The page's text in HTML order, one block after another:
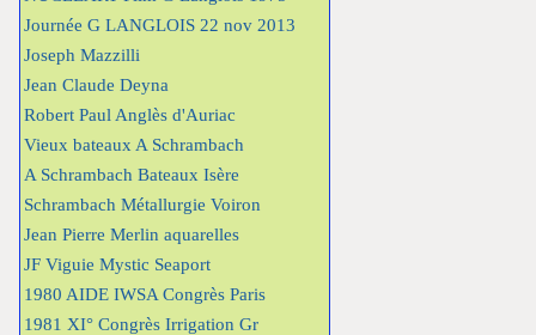
Journée G LANGLOIS 22 nov 2013
Joseph Mazzilli
Jean Claude Deyna
Robert Paul Anglès d'Auriac
Vieux bateaux A Schrambach
A Schrambach Bateaux Isère
Schrambach Métallurgie Voiron
Jean Pierre Merlin aquarelles
JF Viguie Mystic Seaport
1980 AIDE IWSA Congrès Paris
1981 XI° Congrès Irrigation Gr